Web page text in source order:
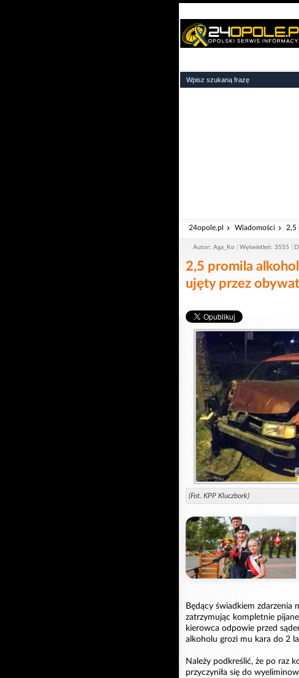
24opole.pl Wiadomości 2,5
Autor: Aga_Ko Wyświetleń: 3555
2,5 promila
ujęty przez
(Fot. KPP Kluczbork)
Będący świadkiem zdarzenia
zatrzymując kompletnie
kierowca odpowie przed
alkoholu grozi mu kara do 2
Należy podkreślić, że po raz
przyczyniła się do